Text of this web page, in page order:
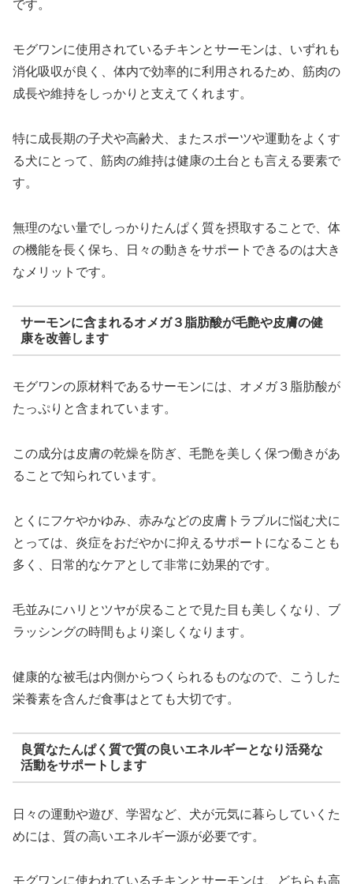
です。
モグワンに使用されているチキンとサーモンは、いずれも
消化吸収が良く、体内で効率的に利用されるため、筋肉の
成長や維持をしっかりと支えてくれます。
特に成長期の子犬や高齢犬、またスポーツや運動をよくす
る犬にとって、筋肉の維持は健康の土台とも言える要素で
す。
無理のない量でしっかりたんぱく質を摂取することで、体
の機能を長く保ち、日々の動きをサポートできるのは大き
なメリットです。
サーモンに含まれるオメガ３脂肪酸が毛艶や皮膚の健
康を改善します
モグワンの原材料であるサーモンには、オメガ３脂肪酸が
たっぷりと含まれています。
この成分は皮膚の乾燥を防ぎ、毛艶を美しく保つ働きがあ
ることで知られています。
とくにフケやかゆみ、赤みなどの皮膚トラブルに悩む犬に
とっては、炎症をおだやかに抑えるサポートになることも
多く、日常的なケアとして非常に効果的です。
毛並みにハリとツヤが戻ることで見た目も美しくなり、ブ
ラッシングの時間もより楽しくなります。
健康的な被毛は内側からつくられるものなので、こうした
栄養素を含んだ食事はとても大切です。
良質なたんぱく質で質の良いエネルギーとなり活発な
活動をサポートします
日々の運動や遊び、学習など、犬が元気に暮らしていくた
めには、質の高いエネルギー源が必要です。
モグワンに使われているチキンとサーモンは、どちらも高